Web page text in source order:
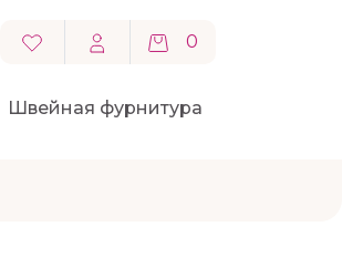
0
Швейная фурнитура